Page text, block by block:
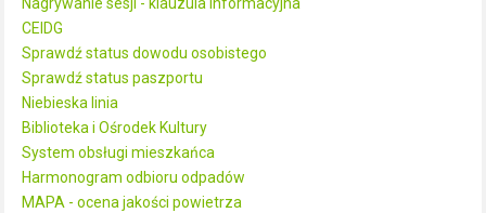
Nagrywanie sesji - klauzula informacyjna
CEIDG
Sprawdź status dowodu osobistego
Sprawdź status paszportu
Niebieska linia
Biblioteka i Ośrodek Kultury
System obsługi mieszkańca
Harmonogram odbioru odpadów
MAPA - ocena jakości powietrza